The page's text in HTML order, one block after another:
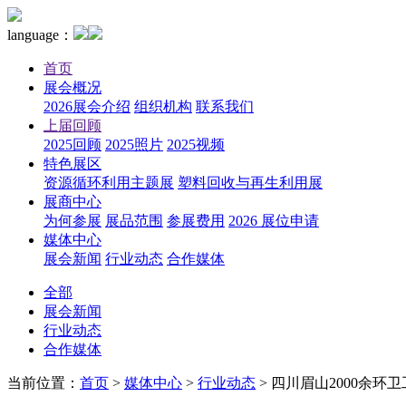
language：
首页
展会概况
2026展会介绍 组织机构 联系我们
上届回顾
2025回顾 2025照片 2025视频
特色展区
资源循环利用主题展 塑料回收与再生利用展
展商中心
为何参展 展品范围 参展费用 2026 展位申请
媒体中心
展会新闻 行业动态 合作媒体
全部
展会新闻
行业动态
合作媒体
当前位置： 首页 > 媒体中心 > 行业动态 > 四川眉山2000余环